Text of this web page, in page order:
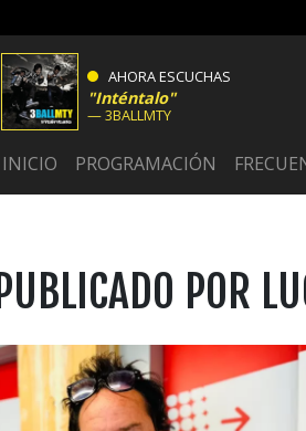
AHORA ESCUCHAS
Inténtalo
3BALLMTY
INICIO PROGRAMACIÓN
PUBLICADO POR